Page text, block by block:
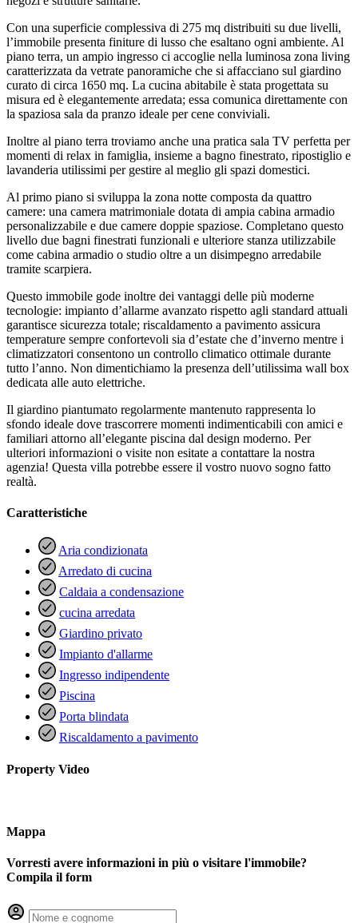
Con una superficie complessiva di 275 mq distribuiti su due livelli,
l’immobile presenta finiture di lusso che esaltano ogni ambiente. Al
piano terra, un ampio ingresso ci accoglie nella luminosa zona living
caratterizzata da vetrate panoramiche che si affacciano sul giardino
curato di circa 1650 mq. La cucina abitabile è stata progettata su
misura ed è elegantemente arredata; essa comunica direttamente con
la spaziosa sala da pranzo ideale per cene conviviali.
Inoltre al piano terra troviamo anche una pratica sala TV perfetta per
momenti di relax in famiglia, insieme a bagno finestrato, ripostiglio e
lavanderia utilissimi per gestire al meglio gli spazi domestici.
Al primo piano si sviluppa la zona notte composta da quattro
camere: una camera matrimoniale dotata di ampia cabina armadio
personalizzabile e due camere doppie spaziose. Completano questo
livello due bagni finestrati funzionali e ulteriore stanza utilizzabile
come cabina armadio o studio oltre a un disimpegno arredabile
tramite scarpiera.
Questo immobile gode inoltre dei vantaggi delle più moderne
tecnologie: impianto d’allarme avanzato rispetto agli standard attuali
garantisce sicurezza totale; riscaldamento a pavimento assicura
temperature sempre confortevoli sia d’estate che d’inverno mentre i
climatizzatori consentono un controllo climatico ottimale durante
tutto l’anno. Non dimentichiamo la presenza dell’utilissima wall box
dedicata alle auto elettriche.
Il giardino piantumato regolarmente mantenuto rappresenta lo
sfondo ideale dove trascorrere momenti indimenticabili con amici e
familiari attorno all’elegante piscina dal design moderno. Per
ulteriori informazioni o visite non esitate a contattare la nostra
agenzia! Questa villa potrebbe essere il vostro nuovo sogno fatto
realtà.
Caratteristiche
Aria condizionata
Arredato di cucina
Caldaia a condensazione
cucina arredata
Giardino privato
Impianto d'allarme
Ingresso indipendente
Piscina
Porta blindata
Riscaldamento a pavimento
Property Video
Mappa
Vorresti avere informazioni in più o visitare l'immobile?
Compila il form